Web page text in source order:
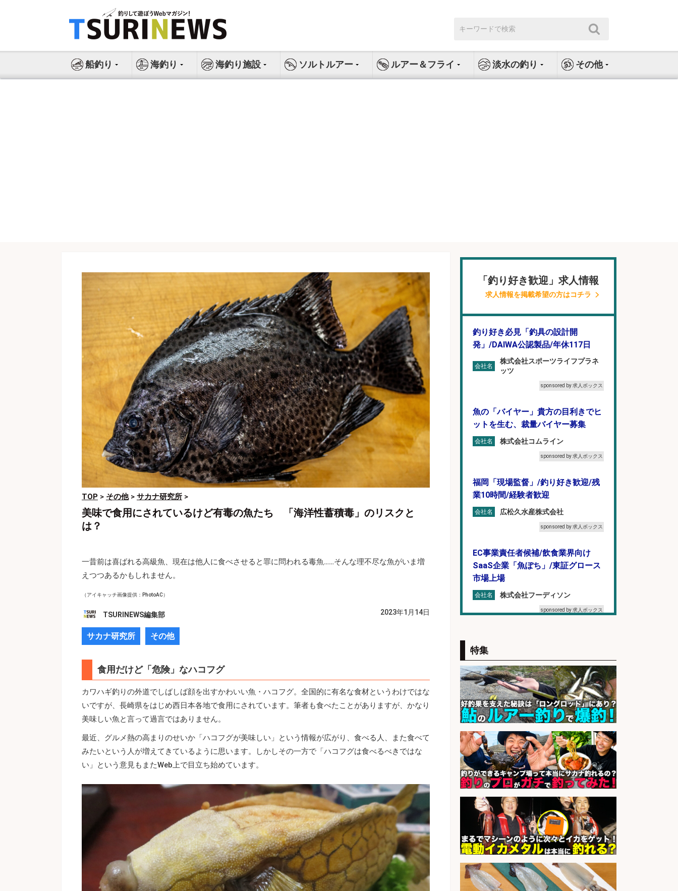
ス
索:
船釣り 海釣り 海釣り施設 ソルトルアー ルアー＆フライ 淡水の釣り その他
TOP > その他> サカナ研究所 >
美味で食用にされているけど有毒の魚たち 「海洋性蓄積毒」のリスクと
は？
一昔前は喜ばれる高級魚、現在は他人に食べさせると罪に問われる毒魚……そんな理不尽な魚がいま増
えつつあるかもしれません。
（アイキャッチ画像提供：PhotoAC）
TSURINEWS編集部 2023年1月14日
サカナ研究所 その他
食用だけど「危険」なハコフグ
カワハギ釣りの外道でしばしば顔を出すかわいい魚・ハコフグ。全国的に有名な食材というわけではな
いですが、長崎県をはじめ西日本各地で食用にされています。筆者も食べたことがありますが、かなり
美味しい魚と言って過言ではありません。
最近、グルメ熱の高まりのせいか「ハコフグが美味しい」という情報が広がり、食べる人、また食べて
みたいという人が増えてきているように思います。しかしその一方で「ハコフグは食べるべきではな
い」という意見もまたWeb上で目立ち始めています。
「釣り好き歓迎」求人情報
求人情報を掲載希望の方はコチラ
釣り好き必見「釣具の設計開
発」/DAIWA公認製品/年休117日
会社名
株式会社スポーツライフプラネ
ッツ
sponsored by 求人ボックス
魚の「バイヤー」貴方の目利きでヒ
ットを生む、裁量バイヤー募集
会社名 株式会社コムライン
sponsored by 求人ボックス
福岡「現場監督」/釣り好き歓迎/残
業10時間/経験者歓迎
会社名 広松久水産株式会社
sponsored by 求人ボックス
EC事業責任者候補/飲食業界向け
SaaS企業「魚ぽち」/東証グロース
市場上場
会社名 株式会社フーディソン
sponsored by 求人ボックス
計」
会社名 メガバス株式会社
sponsored by 求人ボックス
レジカウンター/夕方勤務で時給UP
お釣りの計算不要の簡単レジ1日2時
間
会社名 オーケー株式会社
sponsored by 求人ボックス
レジカウンター/夕方勤務で時給UP
お釣りの計算不要の簡単レジ1日2時
間
会社名 オーケー株式会社
sponsored by 求人ボックス
レジカウンター/夕方勤務で時給UP
お釣りの計算不要の簡単レジ1日2時
特集